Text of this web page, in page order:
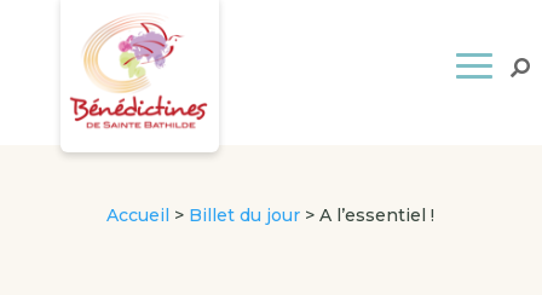
Accueil > Billet du jour >A l’essentiel !